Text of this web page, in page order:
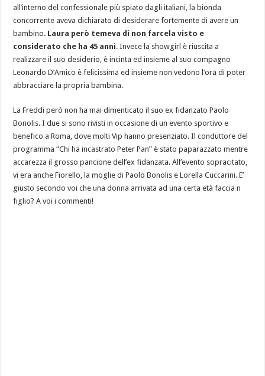
all’interno del confessionale più spiato dagli italiani, la bionda
concorrente aveva dichiarato di desiderare fortemente di avere un
bambino. Laura però temeva di non farcela visto e
considerato che ha 45 anni. Invece la showgirl è riuscita a
realizzare il suo desiderio, è incinta ed insieme al suo compagno
Leonardo D’Amico è felicissima ed insieme non vedono l’ora di poter
abbracciare la propria bambina.
La Freddi però non ha mai dimenticato il suo ex fidanzato Paolo
Bonolis. I due si sono rivisti in occasione di un evento sportivo e
benefico a Roma, dove molti Vip hanno presenziato. Il conduttore del
programma “Chi ha incastrato Peter Pan” è stato paparazzato mentre
accarezza il grosso pancione dell’ex fidanzata. All’evento sopracitato,
vi era anche Fiorello, la moglie di Paolo Bonolis e Lorella Cuccarini. E’
giusto secondo voi che una donna arrivata ad una certa età faccia n
figlio? A voi i commenti!